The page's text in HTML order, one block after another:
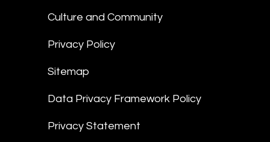
Culture and Community
Privacy Policy
Sitemap
Data Privacy Framework Policy
Privacy Statement